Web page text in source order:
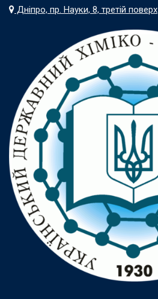
Дніпро, пр. Науки, 8, третій поверх